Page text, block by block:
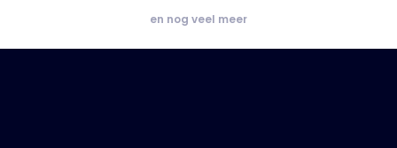
en nog veel meer